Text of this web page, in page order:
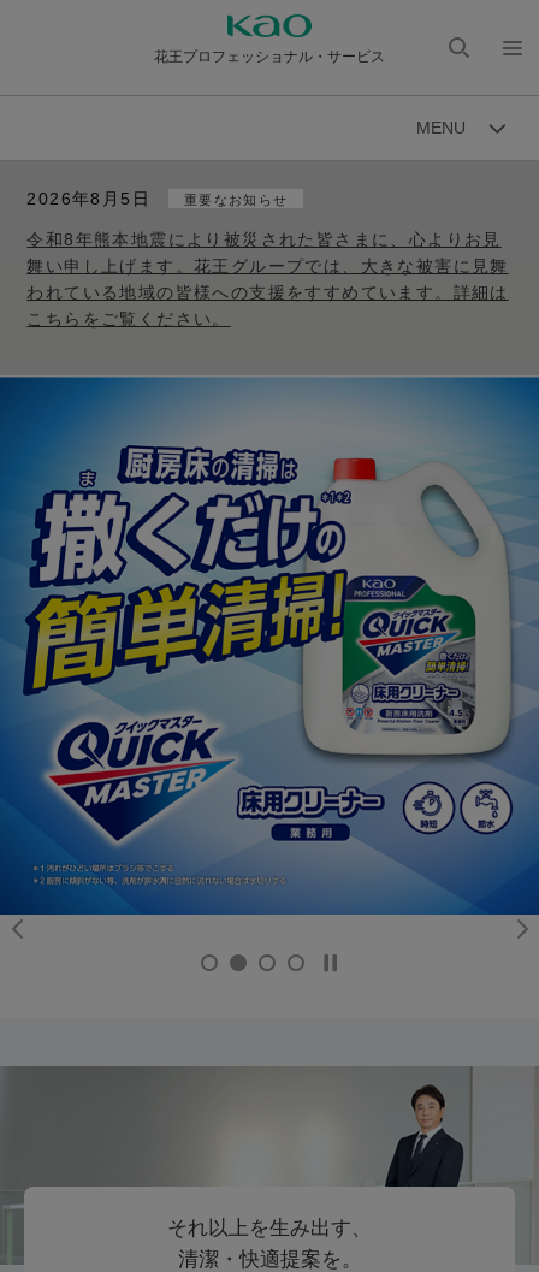
花王プロフェッショナル・サービス
く
MENU
2026年8月5日 重要なお知らせ
令和8年熊本地震により被災された皆さまに、心よりお見
舞い申し上げます。花王グループでは、大きな被害に見舞
われている地域の皆様への支援をすすめています。詳細は
こちらをご覧ください。
それ以上を生み出す、
清潔・快適提案を。